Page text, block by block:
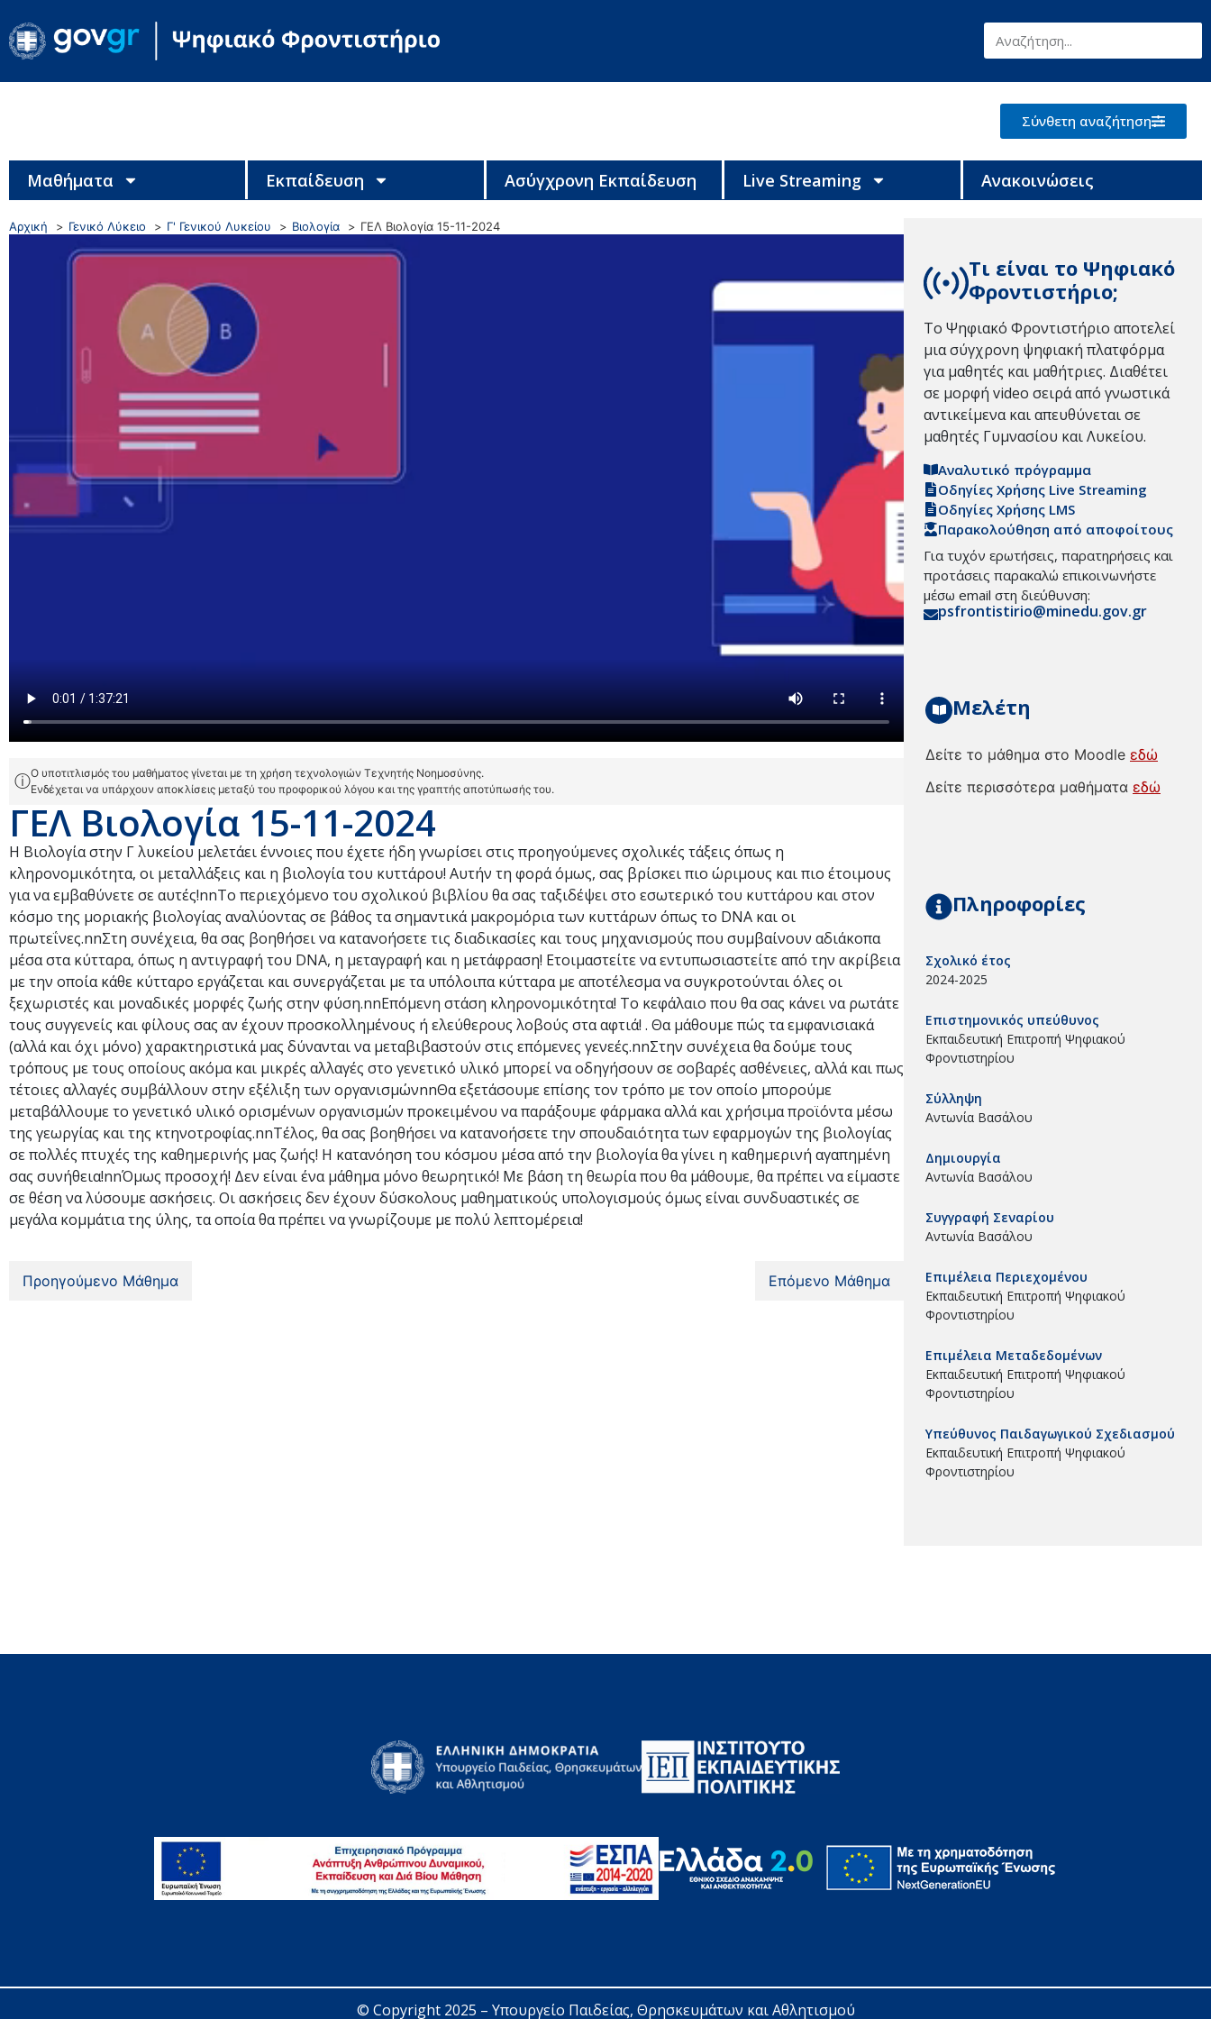
Σύνθετη αναζήτηση
Μαθήματα Εκπαίδευση Ασύγχρονη Εκπαίδευση Live Streaming Ανακοινώσεις
Αρχική Γενικό Λύκειο Γ' Γενικού Λυκείου Βιολογία ΓΕΛ Βιολογία 15-11-2024
ⓘΟ υποτιτλισμός του μαθήματος γίνεται με τη χρήση τεχνολογιών Τεχνητής Νοημοσύνης.
Ενδέχεται να υπάρχουν αποκλίσεις μεταξύ του προφορικού λόγου και της γραπτής αποτύπωσής του.
ΓΕΛ Βιολογία 15-11-2024
Η Βιολογία στην Γ λυκείου μελετάει έννοιες που έχετε ήδη γνωρίσει στις προηγούμενες σχολικές τάξεις όπως η
κληρονομικότητα, οι μεταλλάξεις και η βιολογία του κυττάρου! Αυτήν τη φορά όμως, σας βρίσκει πιο ώριμους και πιο έτοιμους
για να εμβαθύνετε σε αυτές!nnΤο περιεχόμενο του σχολικού βιβλίου θα σας ταξιδέψει στο εσωτερικό του κυττάρου και στον
κόσμο της μοριακής βιολογίας αναλύοντας σε βάθος τα σημαντικά μακρομόρια των κυττάρων όπως το DNA και οι
πρωτεΐνες.nnΣτη συνέχεια, θα σας βοηθήσει να κατανοήσετε τις διαδικασίες και τους μηχανισμούς που συμβαίνουν αδιάκοπα
μέσα στα κύτταρα, όπως η αντιγραφή του DNA, η μεταγραφή και η μετάφραση! Ετοιμαστείτε να εντυπωσιαστείτε από την ακρίβεια
με την οποία κάθε κύτταρο εργάζεται και συνεργάζεται με τα υπόλοιπα κύτταρα με αποτέλεσμα να συγκροτούνται όλες οι
ξεχωριστές και μοναδικές μορφές ζωής στην φύση.nnΕπόμενη στάση κληρονομικότητα! Το κεφάλαιο που θα σας κάνει να ρωτάτε
τους συγγενείς και φίλους σας αν έχουν προσκολλημένους ή ελεύθερους λοβούς στα αφτιά! . Θα μάθουμε πώς τα εμφανισιακά
(αλλά και όχι μόνο) χαρακτηριστικά μας δύνανται να μεταβιβαστούν στις επόμενες γενεές.nnΣτην συνέχεια θα δούμε τους
τρόπους με τους οποίους ακόμα και μικρές αλλαγές στο γενετικό υλικό μπορεί να οδηγήσουν σε σοβαρές ασθένειες, αλλά και πως
τέτοιες αλλαγές συμβάλλουν στην εξέλιξη των οργανισμώνnnΘα εξετάσουμε επίσης τον τρόπο με τον οποίο μπορούμε
μεταβάλλουμε το γενετικό υλικό ορισμένων οργανισμών προκειμένου να παράξουμε φάρμακα αλλά και χρήσιμα προϊόντα μέσω
της γεωργίας και της κτηνοτροφίας.nnΤέλος, θα σας βοηθήσει να κατανοήσετε την σπουδαιότητα των εφαρμογών της βιολογίας
σε πολλές πτυχές της καθημερινής μας ζωής! Η κατανόηση του κόσμου μέσα από την βιολογία θα γίνει η καθημερινή αγαπημένη
σας συνήθεια!nnΌμως προσοχή! Δεν είναι ένα μάθημα μόνο θεωρητικό! Με βάση τη θεωρία που θα μάθουμε, θα πρέπει να είμαστε
σε θέση να λύσουμε ασκήσεις. Οι ασκήσεις δεν έχουν δύσκολους μαθηματικούς υπολογισμούς όμως είναι συνδυαστικές σε
μεγάλα κομμάτια της ύλης, τα οποία θα πρέπει να γνωρίζουμε με πολύ λεπτομέρεια!
Προηγούμενο Μάθημα Επόμενο Μάθημα
Τι είναι το Ψηφιακό
Φροντιστήριο;
Το Ψηφιακό Φροντιστήριο αποτελεί
μια σύγχρονη ψηφιακή πλατφόρμα
για μαθητές και μαθήτριες. Διαθέτει
σε μορφή video σειρά από γνωστικά
αντικείμενα και απευθύνεται σε
μαθητές Γυμνασίου και Λυκείου.
Αναλυτικό πρόγραμμα
Οδηγίες Χρήσης Live Streaming
Οδηγίες Χρήσης LMS
Παρακολούθηση από αποφοίτους
Για τυχόν ερωτήσεις, παρατηρήσεις και
προτάσεις παρακαλώ επικοινωνήστε
μέσω email στη διεύθυνση:
psfrontistirio@minedu.gov.gr
Μελέτη
Δείτε το μάθημα στο Moodle εδώ
Δείτε περισσότερα μαθήματα εδώ
Πληροφορίες
Σχολικό έτος
2024-2025
Επιστημονικός υπεύθυνος
Εκπαιδευτική Επιτροπή Ψηφιακού
Φροντιστηρίου
Σύλληψη
Αντωνία Βασάλου
Δημιουργία
Αντωνία Βασάλου
Συγγραφή Σεναρίου
Αντωνία Βασάλου
Επιμέλεια Περιεχομένου
Εκπαιδευτική Επιτροπή Ψηφιακού
Φροντιστηρίου
Επιμέλεια Μεταδεδομένων
Εκπαιδευτική Επιτροπή Ψηφιακού
Φροντιστηρίου
Υπεύθυνος Παιδαγωγικού Σχεδιασμού
Εκπαιδευτική Επιτροπή Ψηφιακού
Φροντιστηρίου
© Copyright 2025 – Υπουργείο Παιδείας, Θρησκευμάτων και Αθλητισμού